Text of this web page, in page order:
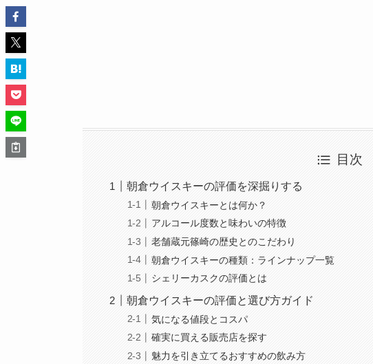
目次
朝倉ウイスキーの評価を深掘りする
朝倉ウイスキーとは何か？
アルコール度数と味わいの特徴
老舗蔵元篠崎の歴史とのこだわり
朝倉ウイスキーの種類：ラインナップ一覧
シェリーカスクの評価とは
朝倉ウイスキーの評価と選び方ガイド
気になる値段とコスパ
確実に買える販売店を探す
魅力を引き立てるおすすめの飲み方